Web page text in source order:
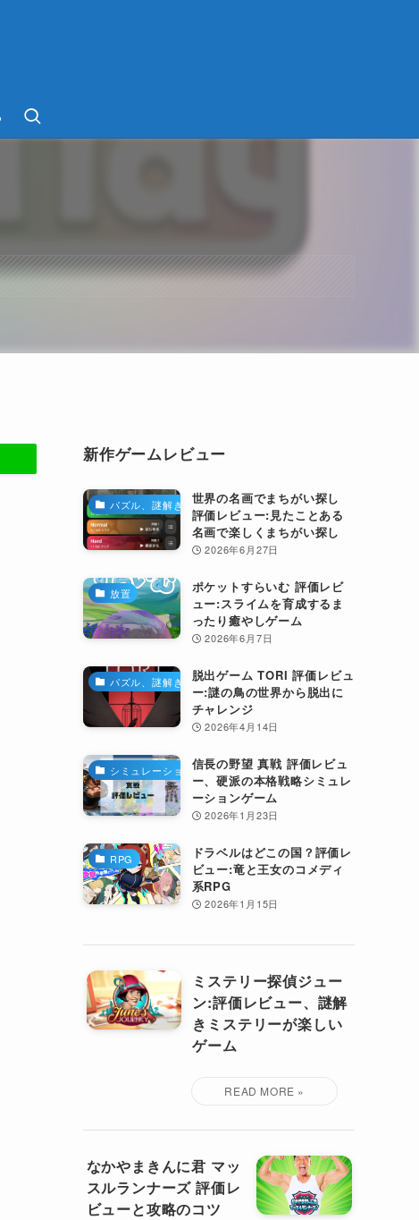
新作ゲームレビュー
パズル、謎解き
世界の名画でまちがい探し
評価レビュー:見たことある
名画で楽しくまちがい探し
2026年6月27日
放置
ポケットすらいむ 評価レビ
ュー:スライムを育成するま
ったり癒やしゲーム
2026年6月7日
パズル、謎解き
脱出ゲーム TORI 評価レビュ
ー:謎の鳥の世界から脱出に
チャレンジ
2026年4月14日
シミュレーション信長の野望 真戦 評価レビュ
ー、硬派の本格戦略シミュレ
ーションゲーム
2026年1月23日
RPG
ドラベルはどこの国？評価レ
ビュー:竜と王女のコメディ
系RPG
2026年1月15日
ミステリー探偵ジュー
ン:評価レビュー、謎解
きミステリーが楽しい
ゲーム
なかやまきんに君 マッ
スルランナーズ 評価レ
ビューと攻略のコツ